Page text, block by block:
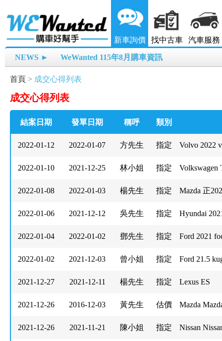
新車詢價 找中古車 汽車服務
NEWS ► WeWanted 115年8月購車資訊
首頁 > 成交心得列表
成交心得列表
結案日期 發單日期 稱呼 類別
2022-01-12 2022-01-07 方先生 指定 Volvo 2022
2022-01-10 2021-12-25 林小姐 指定 Volkswagen
2022-01-08 2022-01-03 楊先生 指定 Mazda 正
2022-01-06 2021-12-12 吳先生 指定 Hyundai
2022-01-04 2022-01-02 鄧先生 指定 Ford 2021
2022-01-02 2021-12-03 曾小姐 指定 Ford 21.5
2021-12-27 2021-12-11 楊先生 指定 Lexus ES
2021-12-26 2016-12-03 黃先生 估價 Mazda
2021-12-26 2021-11-21 陳小姐 指定 Nissan